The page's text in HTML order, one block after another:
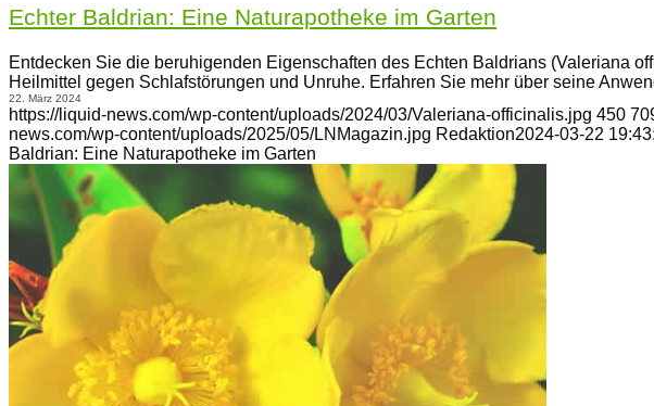
Echter Baldrian: Eine Naturapotheke im Garten
Entdecken Sie die beruhigenden Eigenschaften des Echten Baldrians (Valeriana
Heilmittel gegen Schlafstörungen und Unruhe. Erfahren Sie mehr über seine
22. März 2024
https://liquid-news.com/wp-content/uploads/2024/03/Valeriana-officinalis.jpg 450
news.com/wp-content/uploads/2025/05/LNMagazin.jpg Redaktion2024-03-22
Baldrian: Eine Naturapotheke im Garten